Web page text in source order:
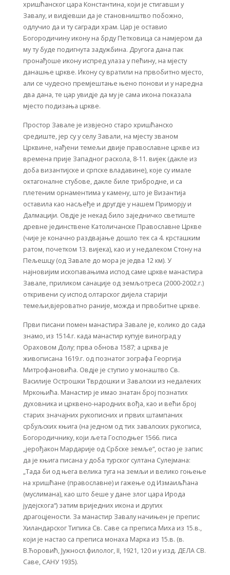
хришћанског цара Константина, који је стигавши у
Завалу, и видјевши да је становништво побожно,
одлучио да и ту сагради храм. Цар је оставио
Богородичину икону на брду Петковица са намјером да
му ту буде подигнута задужбина. Другога дана пак
пронађоше икону испред улаза у пећину, на мјесту
данашње цркве. Икону су вратили на првобитно мјесто,
али се чудесно премјештање њено понови и у наредна
два дана, те цар увидје да му је сама икона показала
мјесто подизања цркве.
Простор Завале је извјесно старо хришћанско
средиште, јер су у селу Завали, на мјесту званом
Црквине, нађени темељи двије православне цркве из
времена прије Западног раскола, 8-11. вијек (дакле из
доба византијске и српске владавине), које су имале
октагоналне стубове, дакле биле трибродне, и са
плетеним орнаментима у камену, што је Византија
оставила као насљеђе и другдје у нашем Приморју и
Далмацији. Овдје је некад било заједничко светиште
древне јединствене Католичанске Православне Цркве
(чије је коначно раздвајање дошло тек са 4. крсташким
ратом, почетком 13. вијека), као и у недалеком Стону на
Пељешцу (од Завале до мора је једва 12 км). У
најновијим ископавањима испод саме цркве манастира
Завале, приликом санације од земљотреса (2000-2002.г.)
откривени су испод олтарског дијела старији
темељи,вјероватно раније, можда и првобитне цркве.
Први писани помен манастира Завале је, колико до сада
знамо, из 1514.г. када манастир купује виноград у
Ораховом Долу; прва обнова 1587; а црква је
живописана 1619.г. од познатог зографа Георгија
Митрофановића. Овдје је ступио у монаштво Св.
Василије Острошки Тврдошки и Завалски из недалеких
Мркоњића. Манастир је имао знатан број познатих
духовника и црквено-народних вођа, као и већи број
старих значајних рукописних и првих штампаних
србуљских књига (на једном од тих завалских рукописа,
Богородичнику, који љета Господњег 1566. писа
„јерођакон Мардарије од Србске земље“, остао је запис
да је књига писана у доба турског султана Сулејмана:
„Тада би од њега велика туга на земљи и велико гоњење
на хришћане (православне) и гажење од Измаиљћана
(муслимана), као што беше у дане злог цара Ирода
јудејскога“) затим вриједних икона и других
драгоцјености. За манастир Завалу начињен је препис
Хиландарског Типика Св. Саве са преписа Миха из 15.в.,
који је настао са преписа монаха Марка из 15.в. (в.
В.Ћоровић, Јужносл.филолог, II, 1921, 120 и у изд. ДЕЛА СВ.
Саве, САНУ 1935).